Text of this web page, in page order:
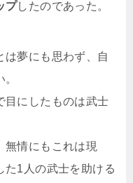
プしたのであった。
は夢にも思わず、自
目にしたものは武士
無情にもこれは現
た1人の武士を助ける